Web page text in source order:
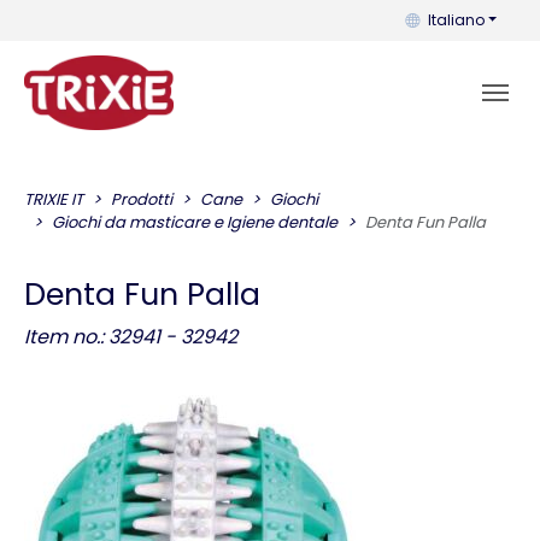
Puoi cambiare
Italiano
TRIXIE IT Prodotti Cane
Giochi
Giochi da masticare e Igiene dentale
Denta Fun Palla
Denta Fun Palla
Item no.: 32941 - 32942